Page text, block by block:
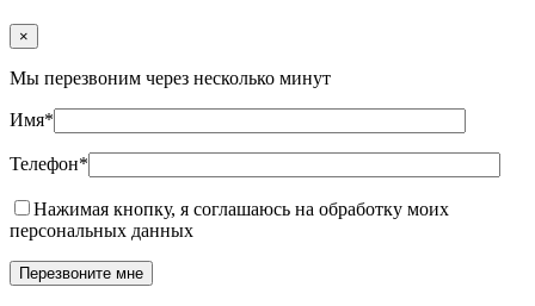
×
Мы перезвоним через несколько минут
Имя*
Телефон*
Нажимая кнопку, я соглашаюсь на обработку моих
персональных данных